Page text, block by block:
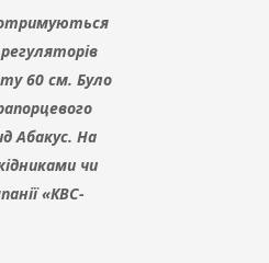
60 см. Було
Абакус. На
чи
«КВС-